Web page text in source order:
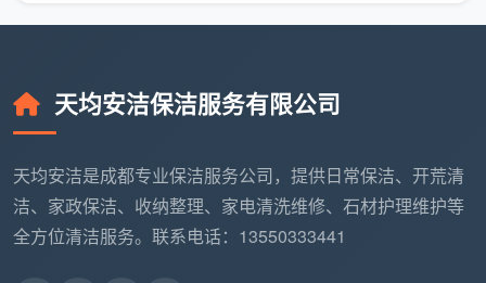
日常保洁服务范围绝对不包含拉开并清理衣柜内部的
私人物品（这属于收纳业务），也不对古董架、书柜
摆件等高密度陈列品进行逐项擦拭。
2.3 厨房区域：最容易产生分歧的重灾区
✔️ 核心服务项目
天均安洁保洁服务有限公司
天均安洁是成都专业保洁服务公司，提供日常保洁、开荒清
洁、家政保洁、收纳整理、家电清洗维修、石材护理维护等
全方位清洁服务。联系电话：13550333441